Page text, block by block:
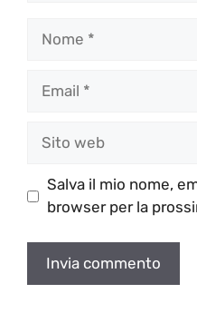
Salva il mio nome,
browser per la